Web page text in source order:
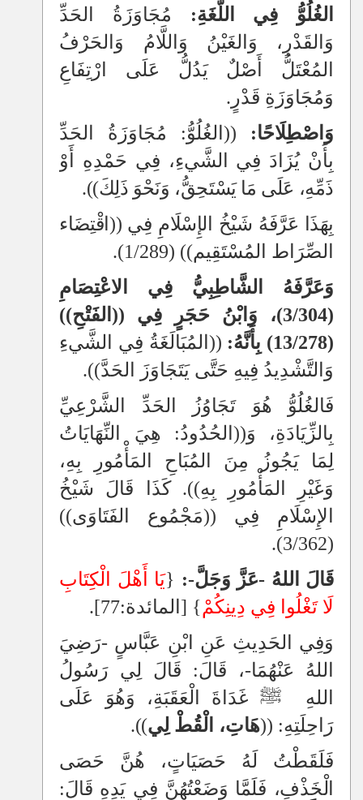
الغُلُوُّ فِي اللُّغَةِ: مُجَاوَزَةُ الحَدِّ
وَالقَدْرِ، وَالغَيْنُ وَاللَّامُ وَالحَرْفُ
المُعْتَلُّ أَصْلٌ يَدُلُّ عَلَى ارْتِفَاعِ
وَمُجَاوَزَةِ قَدْرٍ.
وَاصْطِلَاحًا:
((الغُلُوُّ: مُجَاوَزَةُ الحَدِّ
بِأَنْ يُزَادَ فِي الشَّيءِ، فِي حَمْدِهِ أَوْ
ذَمِّهِ، عَلَى مَا يَسْتَحِقُّ، وَنَحْوَ ذَلِكَ))
.
بِهَذَا عَرَّفَهُ شَيْخُ الإِسْلَامِ فِي (( اقْتِضَاء
الصِّرَاط المُسْتَقِيم))
(1/289).
وَعَرَّفَهُ الشَّاطِبِيُّ فِي الاعْتِصَامِ
(3/304)، وَابْنُ حَجَرٍ فِي ((الفَتْحِ))
(13/278) بِأَنَّهُ:
(( المُبَالَغَةُ فِي الشَّيءِ
وَالتَّشْدِيدُ فِيهِ حَتَّى يَتَجَاوَزَ الحَدَّ))
.
فَالغُلُوُّ هُوَ تَجَاوُزُ الحَدِّ الشَّرْعِيِّ
بِالزِّيَادَةِ، وَ(( الحُدُودُ: هِيَ النِّهَايَاتُ
لِمَا يَجُوزُ مِنَ المُبَاحِ المَأْمُورِ بِهِ،
وَغَيْرِ المَأْمُورِ بِهِ)). كَذَا قَالَ شَيْخُ
الإِسْلَامِ فِي ((مَجْمُوع الفَتَاوَى))
(3/362).
قَالَ اللهُ -عَزَّ وَجَلَّ-: {يَا أَهْلَ الْكِتَابِ
لَا تَغْلُوا فِي دِينِكُمْ} [المائدة:77]
.
وَفِي الحَدِيثِ عَنِ ابْنِ عَبَّاسٍ -رَضِيَ
اللهُ عَنْهُمَا-، قَالَ: قَالَ لِي رَسُولُ
اللهِ ﷺ غَدَاةَ الْعَقَبَةِ، وَهُوَ عَلَى
رَاحِلَتِهِ: ((هَاتِ، الْقُطْ لِي))
.
فَلَقَطْتُ لَهُ حَصَيَاتٍ، هُنَّ حَصَى
الْخَذْفِ، فَلَمَّا وَضَعْتُهُنَّ فِي يَدِهِ قَالَ: